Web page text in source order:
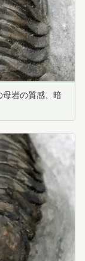
母岩の質感、暗